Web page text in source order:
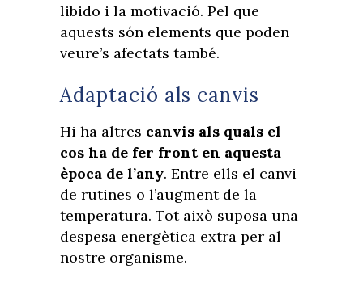
libido i la motivació. Pel que
aquests són elements que poden
veure’s afectats també.
Adaptació als canvis
Hi ha altres canvis als quals el
cos ha de fer front en aquesta
època de l’any. Entre ells el canvi
de rutines o l’augment de la
temperatura. Tot això suposa una
despesa energètica extra per al
nostre organisme.